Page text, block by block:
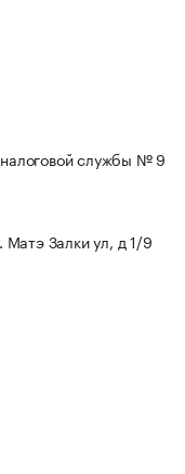
службы № 9
Залки ул, д 1/9